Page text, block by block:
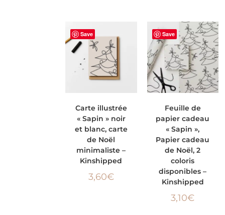
Save
PANIER
Carte illustrée
« Sapin » noir
et blanc, carte
de Noël
minimaliste –
Kinshipped
3,60€
Save
OPTIONS
Feuille de
papier cadeau
« Sapin »,
Papier cadeau
de Noël, 2
coloris
disponibles –
Kinshipped
3,10€